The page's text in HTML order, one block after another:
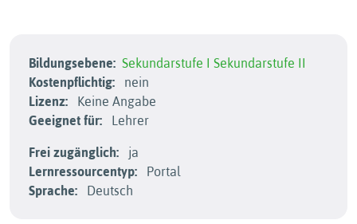
Bildungsebene: Sekundarstufe I Sekundarstufe II
Kostenpflichtig:
nein
Lizenz:
Keine Angabe
Geeignet für:
Lehrer
Frei zugänglich:
ja
Lernressourcentyp:
Portal
Sprache:
Deutsch